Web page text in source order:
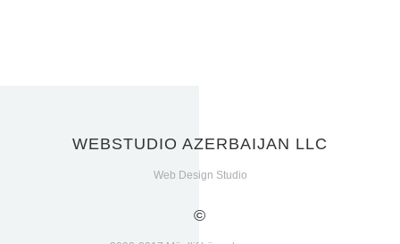
WEBSTUDIO AZERBAIJAN LLC
Web Design Studio
©